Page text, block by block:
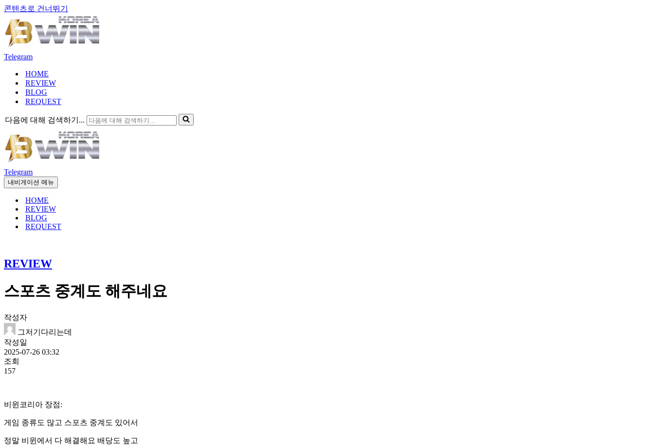
콘텐츠로 건너뛰기
Telegram
HOME
REVIEW
BLOG
REQUEST
다음에 대해 검색하기...
Telegram
내비게이션 메뉴
HOME
REVIEW
BLOG
REQUEST
REVIEW
스포츠 중계도 해주네요
작성자
그저기다리는데
작성일
2025-07-26 03:32
조회
157
비윈코리아 장점:
게임 종류도 많고 스포츠 중계도 있어서
정말 비윈에서 다 해결해요 배당도 높고